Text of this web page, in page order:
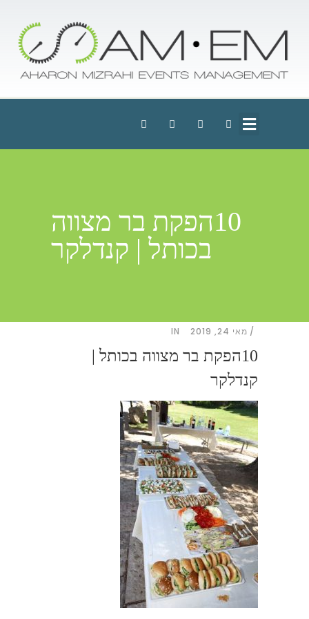
10הפקת בר מצווה
בכותל | קנדלקר
מאי 24, 2019 IN
10הפקת בר מצווה בכותל |
קנדלקר